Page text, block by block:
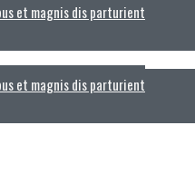
et magnis dis parturient
et magnis dis parturient